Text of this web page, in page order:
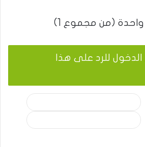
(من مجموع 1)
للرد على هذا